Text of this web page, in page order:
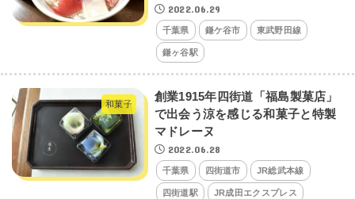
2022.06.29
千葉県 鎌ケ谷市 東武野田線
鎌ヶ谷駅
和菓子
創業1915年四街道「福島製菓店」
で出会う涼を感じる和菓子と特製
マドレーヌ
2022.06.28
千葉県 四街道市 JR総武本線
四街道駅 JR成田エクスプレス